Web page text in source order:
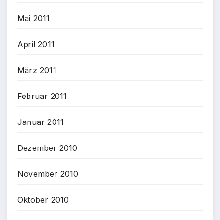
Mai 2011
April 2011
März 2011
Februar 2011
Januar 2011
Dezember 2010
November 2010
Oktober 2010